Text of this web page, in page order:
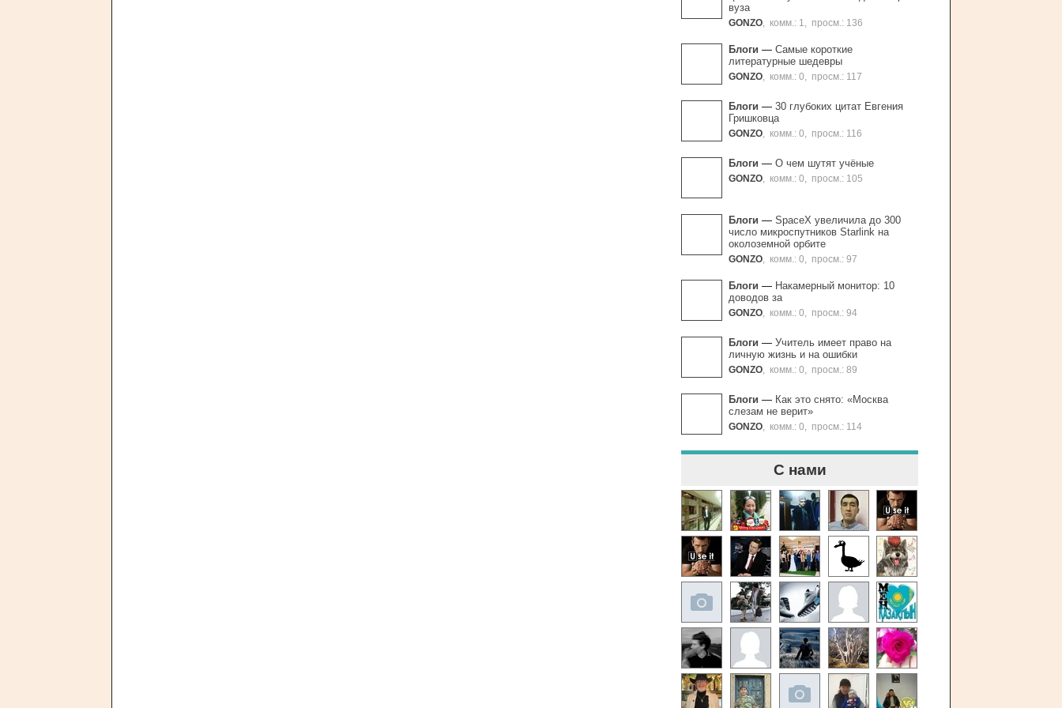
вуза
GONZO комм.: 1 просм.: 136
Блоги — Самые короткие
литературные шедевры
GONZO комм.: 0 просм.: 117
Блоги — 30 глубоких цитат Евгения
Гришковца
GONZO комм.: 0 просм.: 116
Блоги — О чем шутят учёные
GONZO комм.: 0 просм.: 105
Блоги — SpaceX увеличила до 300
число микроспутников Starlink на
околоземной орбите
GONZO комм.: 0 просм.: 97
Блоги — Накамерный монитор: 10
доводов за
GONZO комм.: 0 просм.: 94
Блоги — Учитель имеет право на
личную жизнь и на ошибки
GONZO комм.: 0 просм.: 89
Блоги — Как это снято: «Москва
слезам не верит»
GONZO комм.: 0 просм.: 114
С нами